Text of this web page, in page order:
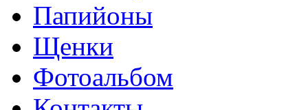
Папийоны
Щенки
Фотоальбом